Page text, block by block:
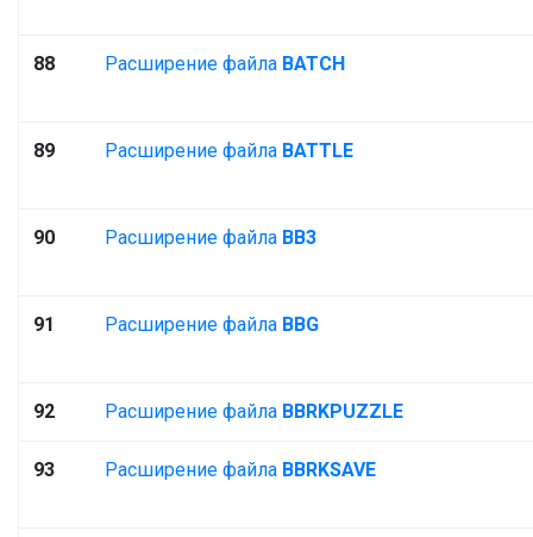
88 Расширение файла BATCH
89 Расширение файла BATTLE
90 Расширение файла BB3
91 Расширение файла BBG
92 Расширение файла BBRKPUZZLE
93 Расширение файла BBRKSAVE